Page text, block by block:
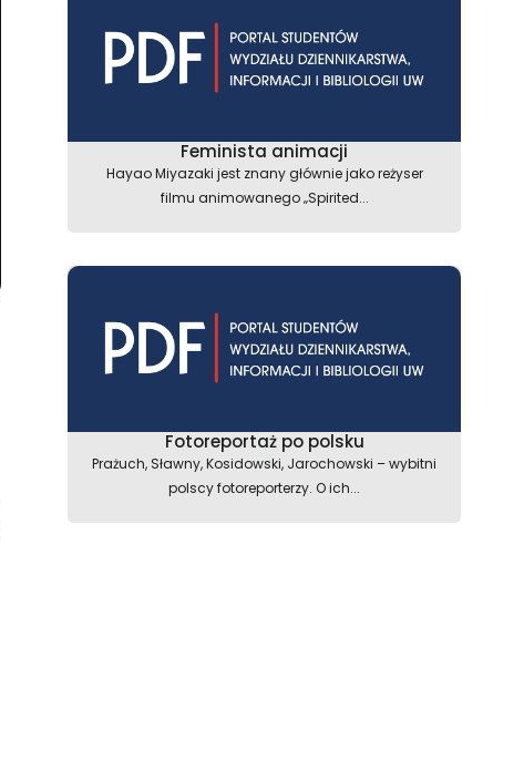
Feminista animacji
Hayao Miyazaki jest znany głównie jako reżyser
filmu animowanego „Spirited...
Fotoreportaż po polsku
Prażuch, Sławny, Kosidowski, Jarochowski – wybitni
polscy fotoreporterzy. O ich...